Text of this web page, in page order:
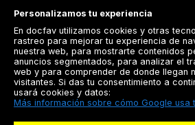
Registrarse
Docfav
Personalizamos tu experiencia
En docfav utilizamos cookies y otras
rastreo para mejorar tu experiencia de
nuestra web, para mostrarte contenidos
anuncios segmentados, para analizar el
web y para comprender de donde llegan
visitantes. Si das tu consentimiento a
usará cookies y datos:
Más información sobre cómo Google usa